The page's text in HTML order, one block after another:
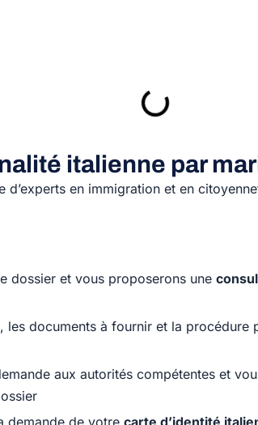
italienne par
d’experts en immigration et en
dossier et vous proposerons une
documents à fournir et la procédure
aux autorités compétentes et
demande de votre carte d’identité